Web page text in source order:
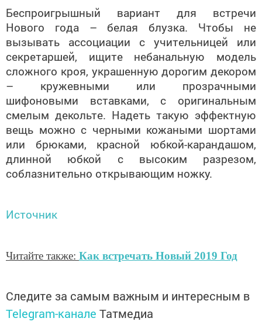
Беспроигрышный вариант для встречи
Нового года – белая блузка. Чтобы не
вызывать ассоциации с учительницей или
секретаршей, ищите небанальную модель
сложного кроя, украшенную дорогим декором
– кружевными или прозрачными
шифоновыми вставками, с оригинальным
смелым декольте. Надеть такую эффектную
вещь можно с черными кожаными шортами
или брюками, красной юбкой-карандашом,
длинной юбкой с высоким разрезом,
соблазнительно открывающим ножку.
Источник
Читайте также: Как встречать Новый 2019 Год
Следите за самым важным и интересным в
Telegram-канале Татмедиа